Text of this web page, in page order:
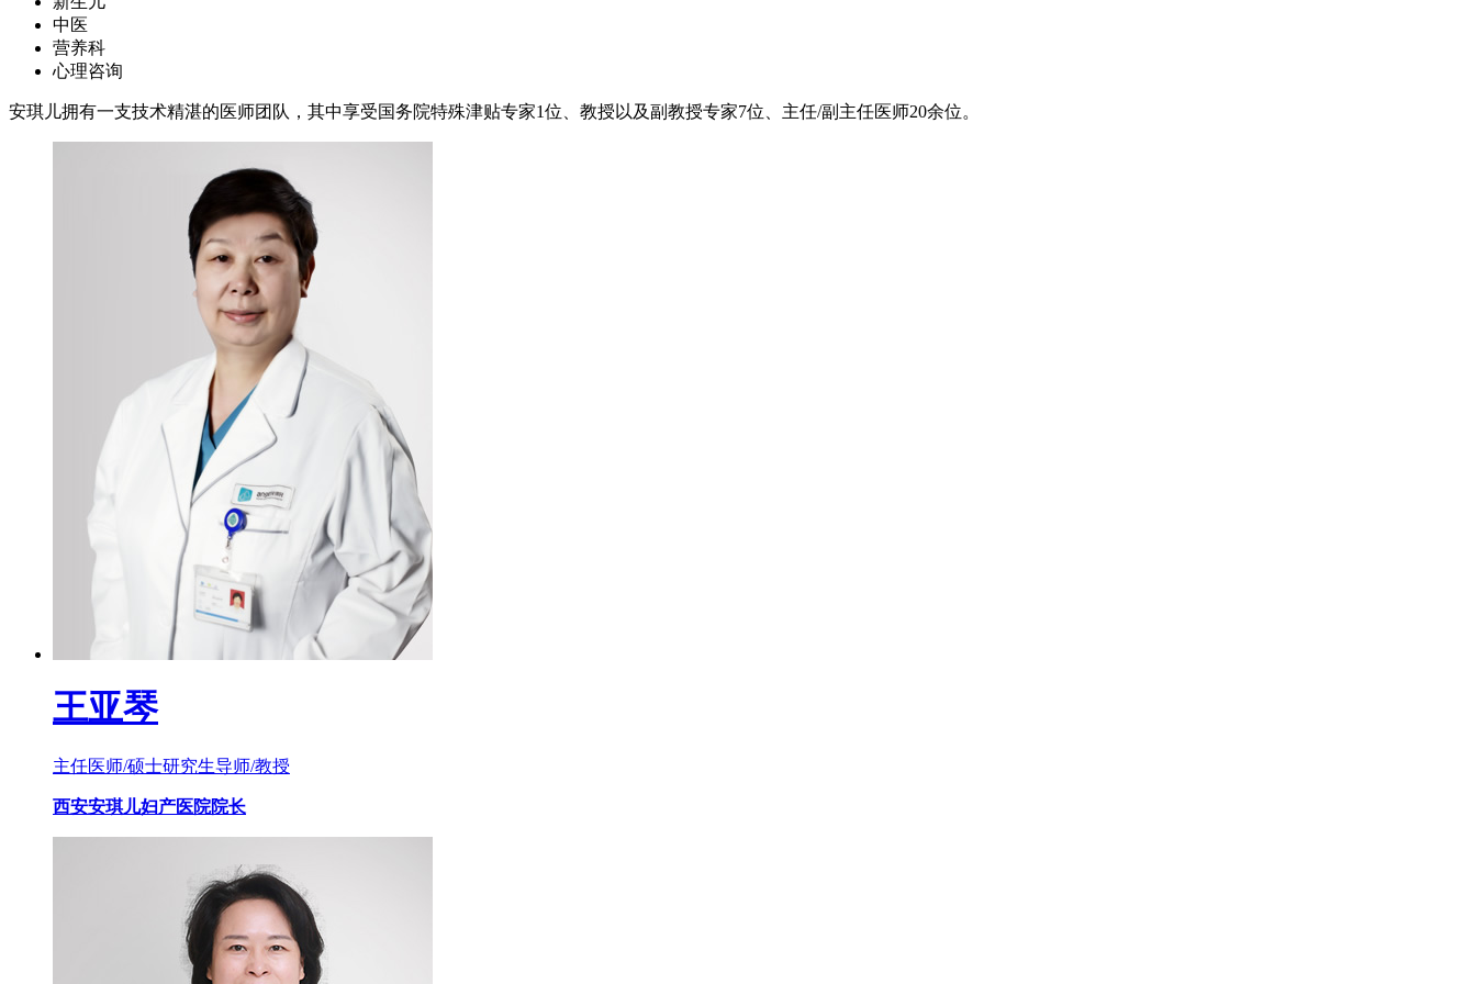
中医
营养科
心理咨询
安琪儿拥有一支技术精湛的医师团队，其中享受国务院特殊津贴专家1位、教授以及副教授专家7位、主任/副主任医师20余位。
王亚琴
主任医师/硕士研究生导师/教授
西安安琪儿妇产医院院长